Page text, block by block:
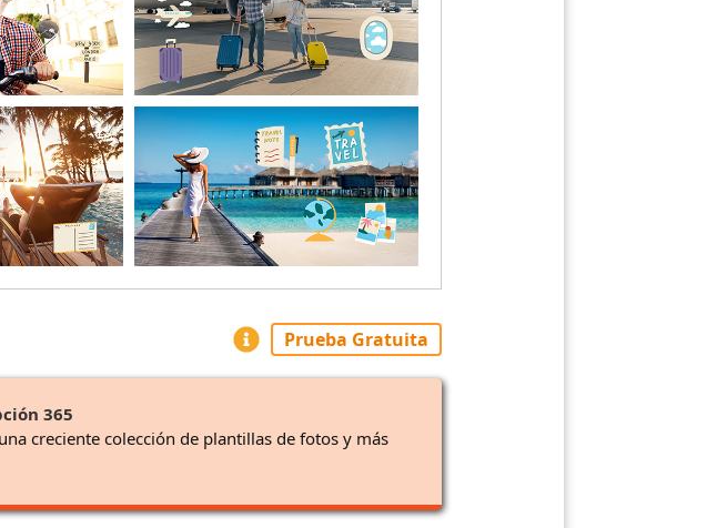
Prueba Gratuita
365
creciente colección de plantillas de fotos y más